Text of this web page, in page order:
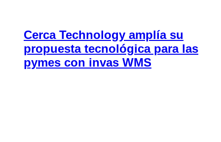
Cerca Technology amplía su
propuesta tecnológica para las
pymes con invas WMS